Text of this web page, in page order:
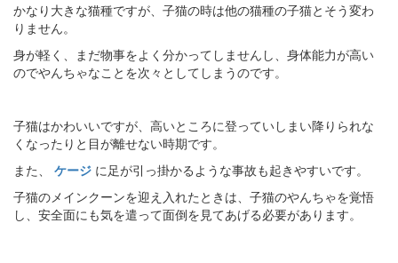
かなり大きな猫種ですが、子猫の時は他の猫種の子猫とそう変わ
りません。
身が軽く、まだ物事をよく分かってしませんし、身体能力が高い
のでやんちゃなことを次々としてしまうのです。
子猫はかわいいですが、高いところに登っていしまい降りられな
くなったりと目が離せない時期です。
また、 ケージ に足が引っ掛かるような事故も起きやすいです。
子猫のメインクーンを迎え入れたときは、子猫のやんちゃを覚悟
し、安全面にも気を遣って面倒を見てあげる必要があります。